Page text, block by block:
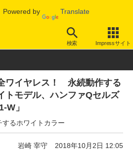
Powered by Translate
検索 Impressサイト
ェア
ワイヤレス！ 永続動作する
トモデル、ハンファQセルズ
W」
するホワイトカラー
岩崎 宰守 2018年10月2日 12:05